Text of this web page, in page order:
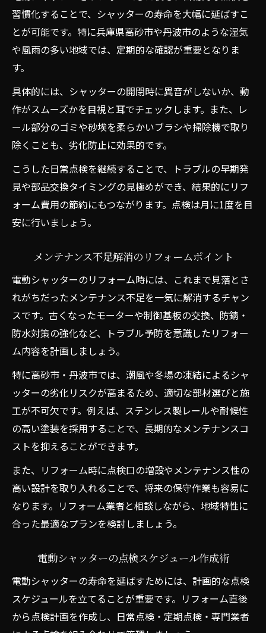
習慣化することで、シャッターの寿命を大幅に延ばすこ
とが可能です。特に兵庫県高砂市や丹波市のような湿気
や風雨の多い地域では、定期的な確認が重要となりま
す。
具体的には、シャッターの開閉時に異音がしないか、動
作がスムーズかを目視と耳でチェックします。また、レ
ール部分のゴミや砂埃を柔らかいブラシや掃除機で取り
除くことも、劣化防止に効果的です。
こうした日常点検を継続することで、トラブルの早期発
見や部品交換タイミングの見極めができ、結果的にリフ
ォーム費用の節約にもつながります。点検は月に1度を目
安に行いましょう。
メンテナンス不足解消のリフォームポイント
電動シャッターのリフォーム時には、これまで見落とさ
れがちだったメンテナンス不足を一気に解消するチャン
スです。古くなったモーターや制御基板の交換、防錆・
防水対策の強化など、トラブル予防を意識したリフォー
ム内容を計画しましょう。
特に高砂市・丹波市では、潮風や冬場の凍結によるシャ
ッターの劣化リスクが高まるため、適切な部材選びと施
工が不可欠です。例えば、ステンレス製レールや耐候性
の高い塗装を採用することで、長期的なメンテナンスコ
ストを抑えることができます。
また、リフォーム時に点検口の増設やメンテナンス性の
高い設計を取り入れることで、将来の保守作業も容易に
なります。リフォーム業者と相談しながら、地域特性に
合った最適なプランを検討しましょう。
電動シャッターの点検スケジュール作成術
電動シャッターの寿命を延ばすためには、計画的な点検
スケジュールを立てることが重要です。リフォーム直後
から点検計画を作成し、日常点検・定期点検・専門業者